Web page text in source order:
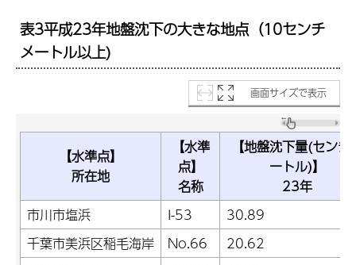
表3平成23年地盤沈下の大きな地点（10センチ
メートル以上)
画面サイズで表示
【水準点】
所在地
【水準
点】
名称
【地盤沈下量(センチ
ートル)】
23年
市川市塩浜
I-53
30.89
千葉市美浜区稲毛海岸
No.66
20.62